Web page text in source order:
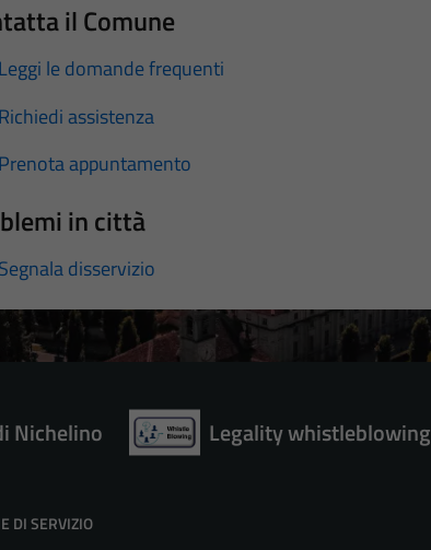
il Comune
Leggi le domande frequenti
Richiedi assistenza
Prenota appuntamento
in città
Segnala disservizio
Nichelino Legality whistleblowing
DI SERVIZIO